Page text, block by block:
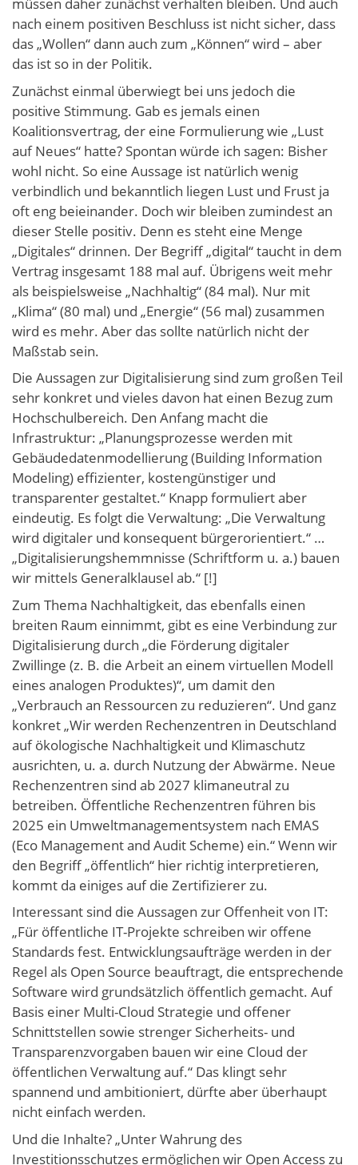
nach einem positiven Beschluss ist nicht sicher, dass
das „Wollen“ dann auch zum „Können“ wird – aber
das ist so in der Politik.
Zunächst einmal überwiegt bei uns jedoch die
positive Stimmung. Gab es jemals einen
Koalitionsvertrag, der eine Formulierung wie „Lust
auf Neues“ hatte? Spontan würde ich sagen: Bisher
wohl nicht. So eine Aussage ist natürlich wenig
verbindlich und bekanntlich liegen Lust und Frust ja
oft eng beieinander. Doch wir bleiben zumindest an
dieser Stelle positiv. Denn es steht eine Menge
„Digitales“ drinnen. Der Begriff „digital“ taucht in dem
Vertrag insgesamt 188 mal auf. Übrigens weit mehr
als beispielsweise „Nachhaltig“ (84 mal). Nur mit
„Klima“ (80 mal) und „Energie“ (56 mal) zusammen
wird es mehr. Aber das sollte natürlich nicht der
Maßstab sein.
Die Aussagen zur Digitalisierung sind zum großen Teil
sehr konkret und vieles davon hat einen Bezug zum
Hochschulbereich. Den Anfang macht die
Infrastruktur: „Planungsprozesse werden mit
Gebäudedatenmodellierung (Building Information
Modeling) effizienter, kostengünstiger und
transparenter gestaltet.“ Knapp formuliert aber
eindeutig. Es folgt die Verwaltung: „Die Verwaltung
wird digitaler und konsequent bürgerorientiert.“ …
„Digitalisierungshemmnisse (Schriftform u. a.) bauen
wir mittels Generalklausel ab.“ [!]
Zum Thema Nachhaltigkeit, das ebenfalls einen
breiten Raum einnimmt, gibt es eine Verbindung zur
Digitalisierung durch „die Förderung digitaler
Zwillinge (z. B. die Arbeit an einem virtuellen Modell
eines analogen Produktes)“, um damit den
„Verbrauch an Ressourcen zu reduzieren“. Und ganz
konkret „Wir werden Rechenzentren in Deutschland
auf ökologische Nachhaltigkeit und Klimaschutz
ausrichten, u. a. durch Nutzung der Abwärme. Neue
Rechenzentren sind ab 2027 klimaneutral zu
betreiben. Öffentliche Rechenzentren führen bis
2025 ein Umweltmanagementsystem nach EMAS
(Eco Management and Audit Scheme) ein.“ Wenn wir
den Begriff „öffentlich“ hier richtig interpretieren,
kommt da einiges auf die Zertifizierer zu.
Interessant sind die Aussagen zur Offenheit von IT:
„Für öffentliche IT-Projekte schreiben wir offene
Standards fest. Entwicklungsaufträge werden in der
Regel als Open Source beauftragt, die entsprechende
Software wird grundsätzlich öffentlich gemacht. Auf
Basis einer Multi-Cloud Strategie und offener
Schnittstellen sowie strenger Sicherheits- und
Transparenzvorgaben bauen wir eine Cloud der
öffentlichen Verwaltung auf.“ Das klingt sehr
spannend und ambitioniert, dürfte aber überhaupt
nicht einfach werden.
Und die Inhalte? „Unter Wahrung des
Investitionsschutzes ermöglichen wir Open Access zu